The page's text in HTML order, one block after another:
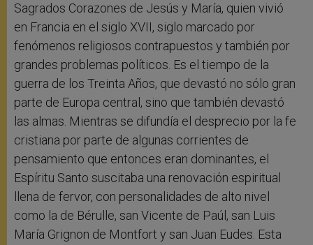
Sagrados Corazones de Jesús y María, quien vivió
en Francia en el siglo XVII, siglo marcado por
fenómenos religiosos contrapuestos y también por
grandes problemas políticos. Es el tiempo de la
guerra de los Treinta Años, que devastó no sólo gran
parte de Europa central, sino que también devastó
las almas. Mientras se difundía el desprecio por la fe
cristiana por parte de algunas corrientes de
pensamiento que entonces eran dominantes, el
Espíritu Santo suscitaba una renovación espiritual
llena de fervor, con personalidades de alto nivel
como la de Bérulle, san Vicente de Paúl, san Luis
María Grignon de Montfort y san Juan Eudes. Esta